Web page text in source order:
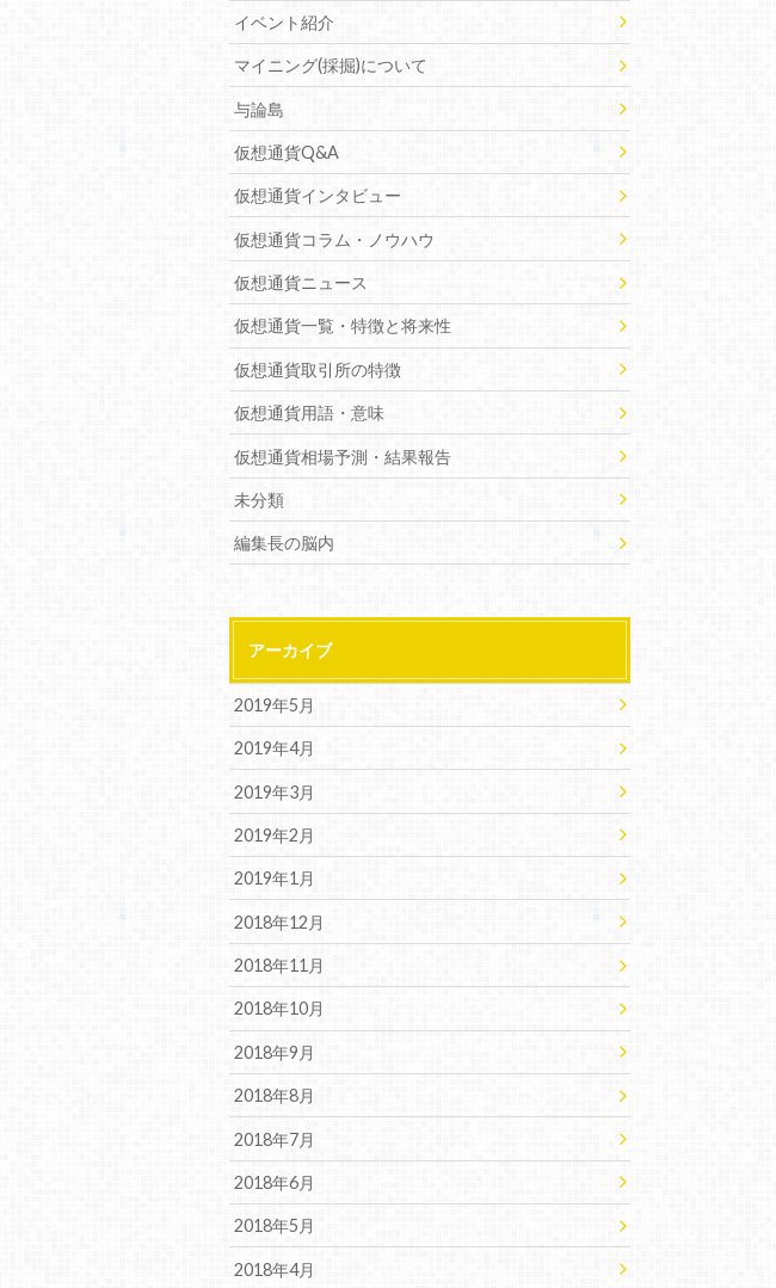
イベント紹介
マイニング(採掘)について
与論島
仮想通貨Q&A
仮想通貨インタビュー
仮想通貨コラム・ノウハウ
仮想通貨ニュース
仮想通貨一覧・特徴と将来性
仮想通貨取引所の特徴
仮想通貨用語・意味
仮想通貨相場予測・結果報告
未分類
編集長の脳内
アーカイブ
2019年5月
2019年4月
2019年3月
2019年2月
2019年1月
2018年12月
2018年11月
2018年10月
2018年9月
2018年8月
2018年7月
2018年6月
2018年5月
2018年4月